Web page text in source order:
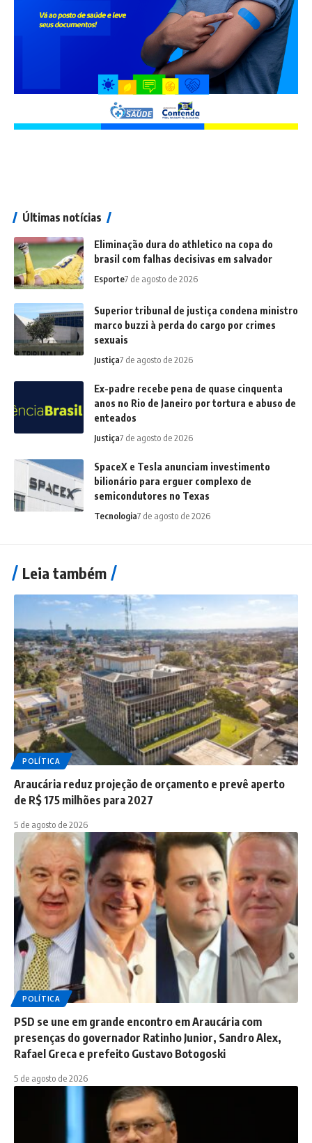
Últimas notícias
Eliminação dura do athletico na copa do
brasil com falhas decisivas em salvador
Esporte7 de agosto de 2026
Superior tribunal de justiça condena ministro
marco buzzi à perda do cargo por crimes
sexuais
Justiça7 de agosto de 2026
Ex-padre recebe pena de quase cinquenta
anos no Rio de Janeiro por tortura e abuso de
enteados
Justiça7 de agosto de 2026
SpaceX e Tesla anunciam investimento
bilionário para erguer complexo de
semicondutores no Texas
Tecnologia7 de agosto de 2026
Leia também
POLÍTICA
Araucária reduz projeção de orçamento e prevê aperto
de R$ 175 milhões para 2027
5 de agosto de 2026
POLÍTICA
PSD se une em grande encontro em Araucária com
presenças do governador Ratinho Junior, Sandro Alex,
Rafael Greca e prefeito Gustavo Botogoski
5 de agosto de 2026